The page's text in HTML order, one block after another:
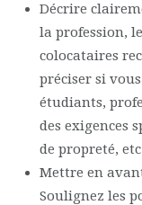
Décrire
la profession,
colocataires
préciser si
étudiants,
des exigences
de propreté,
Mettre en
Soulignez les